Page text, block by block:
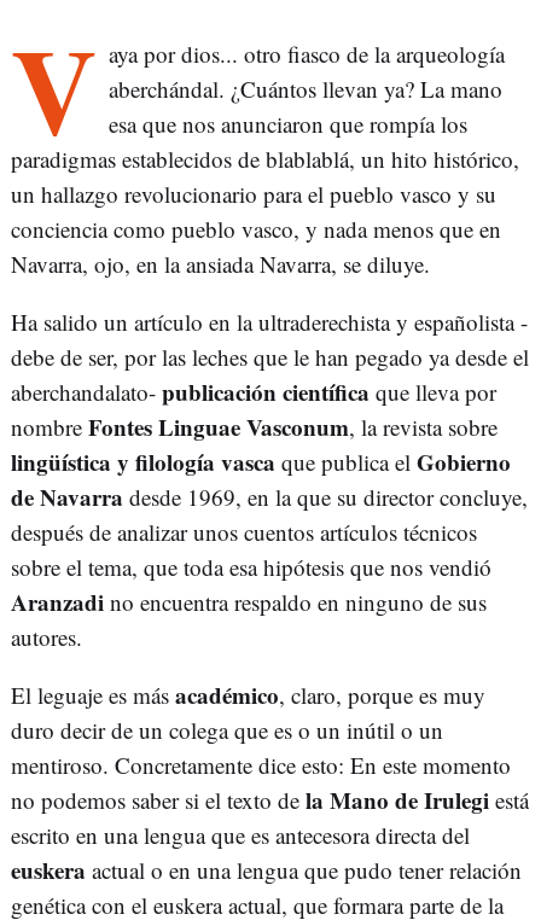
V aya por dios... otro fiasco de la arqueología
aberchándal. ¿Cuántos llevan ya? La mano
esa que nos anunciaron que rompía los
paradigmas establecidos de blablablá, un hito histórico,
un hallazgo revolucionario para el pueblo vasco y su
conciencia como pueblo vasco, y nada menos que en
Navarra, ojo, en la ansiada Navarra, se diluye.
Ha salido un artículo en la ultraderechista y españolista -
debe de ser, por las leches que le han pegado ya desde el
aberchandalato- publicación científica que lleva por
nombre Fontes Linguae Vasconum, la revista sobre
lingüística y filología vasca que publica el Gobierno
de Navarra desde 1969, en la que su director concluye,
después de analizar unos cuentos artículos técnicos
sobre el tema, que toda esa hipótesis que nos vendió
Aranzadi no encuentra respaldo en ninguno de sus
autores.
El leguaje es más académico, claro, porque es muy
duro decir de un colega que es o un inútil o un
mentiroso. Concretamente dice esto: En este momento
no podemos saber si el texto de la Mano de Irulegi está
escrito en una lengua que es antecesora directa del
euskera actual o en una lengua que pudo tener relación
genética con el euskera actual, que formara parte de la